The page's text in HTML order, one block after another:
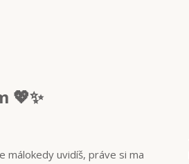
💖✨
uvidíš, práve si ma